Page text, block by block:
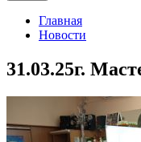
Главная
Новости
31.03.25г.